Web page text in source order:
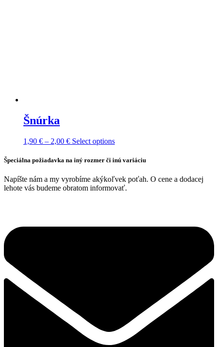
Šnúrka
1,90 € – 2,00 €Price
1,90 €
2,00 €
Select optionsThis
has
variants.
The
options
on
Špeciálna požiadavka na iný rozmer či inú variáciu
Napíšte nám a my vyrobíme akýkoľvek poťah. O cene a dodacej
lehote vás budeme obratom informovať.